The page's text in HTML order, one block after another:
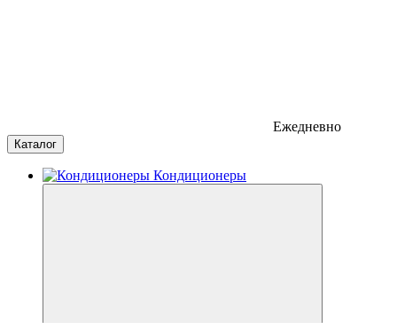
Ежедневно
Каталог
Кондиционеры